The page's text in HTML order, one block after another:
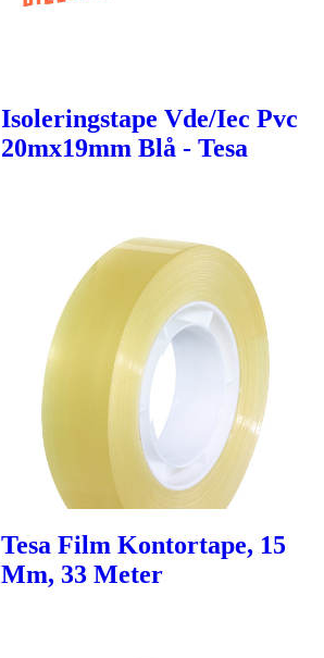
Isoleringstape Vde/Iec Pvc
20mx19mm Blå - Tesa
Tesa Film Kontortape, 15
Mm, 33 Meter